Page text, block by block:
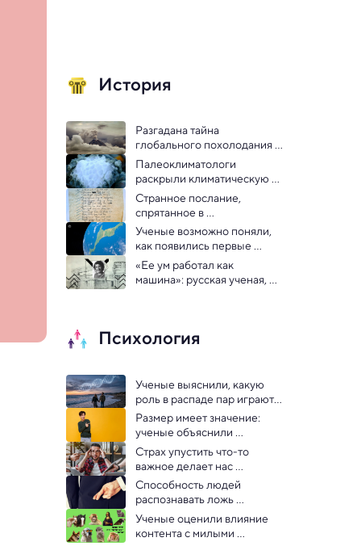
История
Разгадана тайна
глобального похолодания
1831 года
Палеоклиматологи
раскрыли климатическую
цепную реакцию, которая
произошла 125 тыс. лет
Странное послание,
спрятанное в
викторианском платье,
оказалось давно утерянным
Ученые возможно поняли,
как появились первые
материки
«Ее ум работал как
машина»: русская ученая,
Психология
Ученые выяснили, какую
роль в распаде пар играют
гены
Размер имеет значение:
ученые объяснили
эволюцию мужского
полового органа
Страх упустить что-то
важное делает нас
несчастными —
исследование
Способность людей
распознавать ложь
оказалась удивительно
слабой
Ученые оценили влияние
контента с милыми